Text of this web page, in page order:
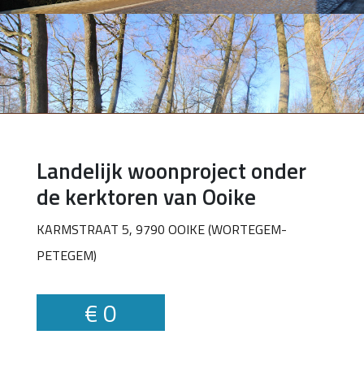
Landelijk woonproject onder
de kerktoren van Ooike
KARMSTRAAT 5, 9790 OOIKE (WORTEGEM-
PETEGEM)
€ 0